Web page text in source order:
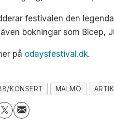
festivalen den
bokningar som Bicep,
på odaysfestival.dk.
KONSERT MALMÖ